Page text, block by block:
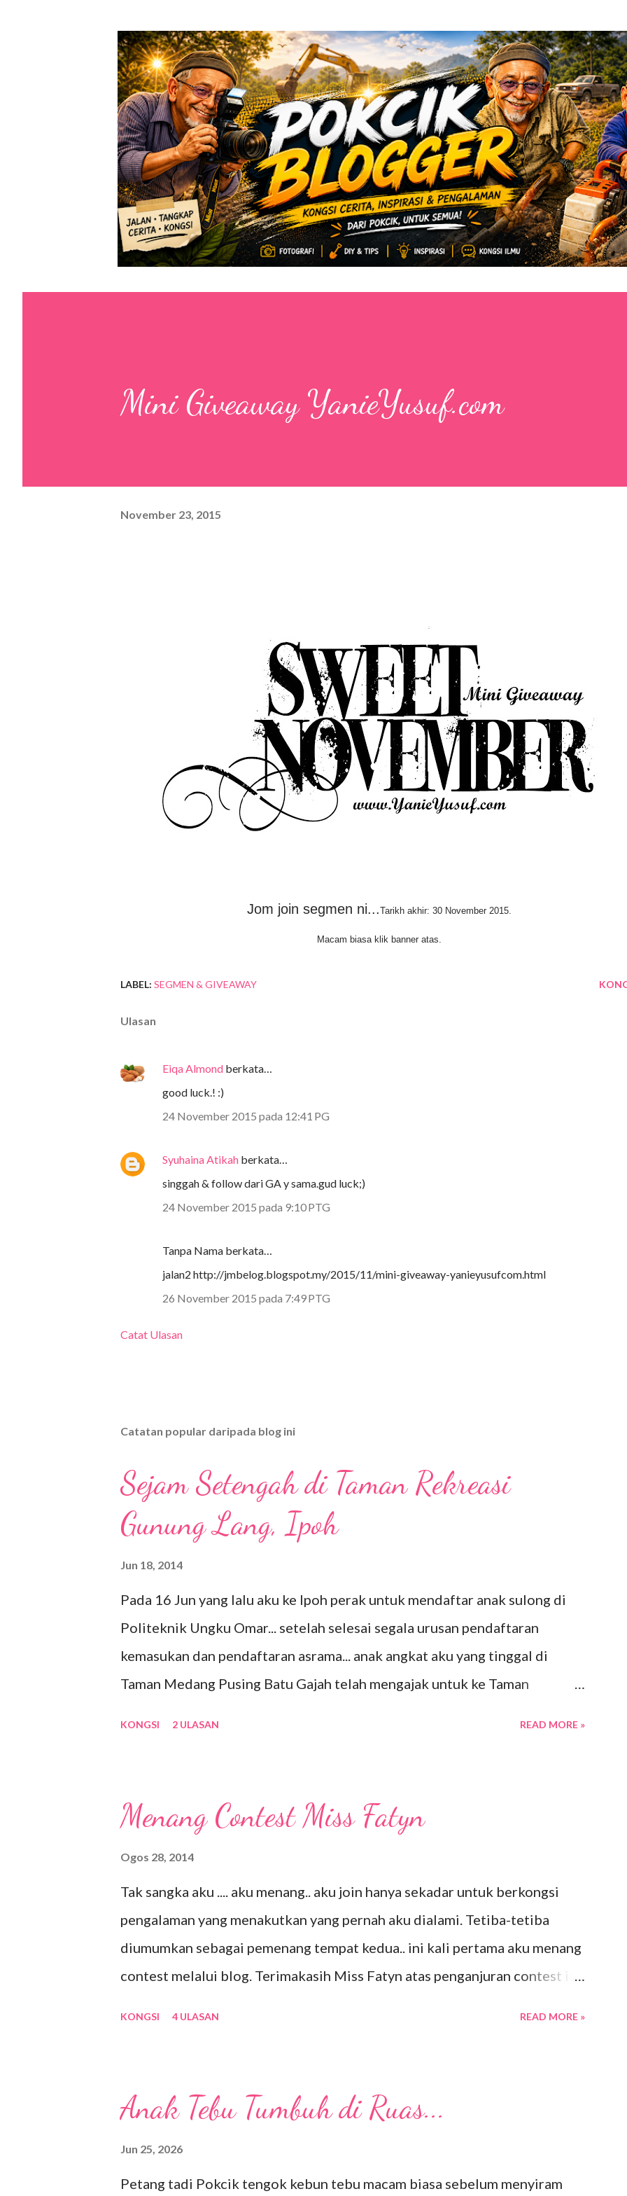
Mini Giveaway YanieYusuf.com
November 23, 2015
Jom join segmen ni...Tarikh akhir: 30 November 2015.
Macam biasa klik banner atas.
LABEL: SEGMEN & GIVEAWAY
Ulasan
Eiqa Almond berkata…
good luck.! :)
24 November 2015 pada 12:41 PG
Syuhaina Atikah berkata…
singgah & follow dari GA y sama.gud luck;)
24 November 2015 pada 9:10 PTG
Tanpa Nama berkata…
jalan2 http://jmbelog.blogspot.my/2015/11/mini-giveaway-yanieyusufcom.html
26 November 2015 pada 7:49 PTG
Catat Ulasan
Catatan popular daripada blog ini
Sejam Setengah di Taman Rekreasi
Gunung Lang, Ipoh
Jun 18, 2014
Pada 16 Jun yang lalu aku ke Ipoh perak untuk mendaftar anak sulong di
Politeknik Ungku Omar... setelah selesai segala urusan pendaftaran
kemasukan dan pendaftaran asrama... anak angkat aku yang tinggal di
Taman Medang Pusing Batu Gajah telah mengajak untuk ke Taman
datang ke mari. Lagi pun tempat ni dalam perjalanan pulang..... Itu kata-kata
anak angkat aku... Kalau malam tu aku penat memandu dari Jerteh ke Batu
KONGSI 2 ULASAN READ MORE »
Menang Contest Miss Fatyn
Ogos 28, 2014
Tak sangka aku .... aku menang.. aku join hanya sekadar untuk berkongsi
pengalaman yang menakutkan yang pernah aku dialami. Tetiba-tetiba
diumumkan sebagai pemenang tempat kedua.. ini kali pertama aku menang
contest melalui blog. Terimakasih Miss Fatyn atas penganjuran contest itu
KONGSI 4 ULASAN READ MORE »
Anak Tebu Tumbuh di Ruas...
Jun 25, 2026
Petang tadi Pokcik tengok kebun tebu macam biasa sebelum menyiram